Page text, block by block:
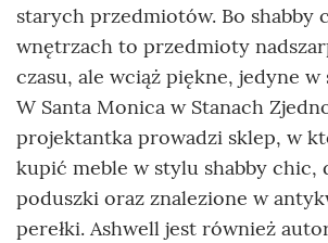
starych przedmiotów. Bo shabby
wnętrzach to przedmioty
czasu, ale wciąż piękne, jedyne
W Santa Monica w Stanach
projektantka prowadzi sklep, w
kupić meble w stylu shabby chic,
poduszki oraz znalezione w
perełki. Ashwell jest również